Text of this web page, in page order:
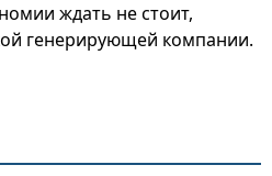
ждать не стоит,
генерирующей компании.